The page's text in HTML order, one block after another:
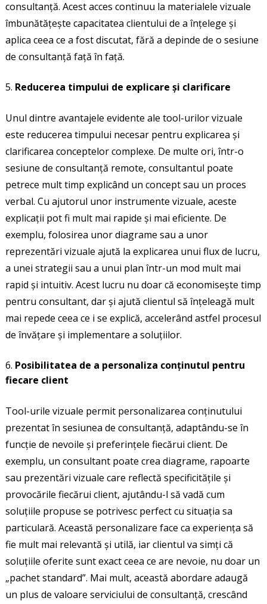
consultanță. Acest acces continuu la materialele vizuale
îmbunătățește capacitatea clientului de a înțelege și
aplica ceea ce a fost discutat, fără a depinde de o sesiune
de consultanță față în față.
Reducerea timpului de explicare și clarificare
Unul dintre avantajele evidente ale tool-urilor vizuale
este reducerea timpului necesar pentru explicarea și
clarificarea conceptelor complexe. De multe ori, într-o
sesiune de consultanță remote, consultantul poate
petrece mult timp explicând un concept sau un proces
verbal. Cu ajutorul unor instrumente vizuale, aceste
explicații pot fi mult mai rapide și mai eficiente. De
exemplu, folosirea unor diagrame sau a unor
reprezentări vizuale ajută la explicarea unui flux de lucru,
a unei strategii sau a unui plan într-un mod mult mai
rapid și intuitiv. Acest lucru nu doar că economisește timp
pentru consultant, dar și ajută clientul să înțeleagă mult
mai repede ceea ce i se explică, accelerând astfel procesul
de învățare și implementare a soluțiilor.
Posibilitatea de a personaliza conținutul pentru
fiecare client
Tool-urile vizuale permit personalizarea conținutului
prezentat în sesiunea de consultanță, adaptându-se în
funcție de nevoile și preferințele fiecărui client. De
exemplu, un consultant poate crea diagrame, rapoarte
sau prezentări vizuale care reflectă specificitățile și
provocările fiecărui client, ajutându-l să vadă cum
soluțiile propuse se potrivesc perfect cu situația sa
particulară. Această personalizare face ca experiența să
fie mult mai relevantă și utilă, iar clientul va simți că
soluțiile oferite sunt exact ceea ce are nevoie, nu doar un
„pachet standard”. Mai mult, această abordare adaugă
un plus de valoare serviciului de consultanță, crescând